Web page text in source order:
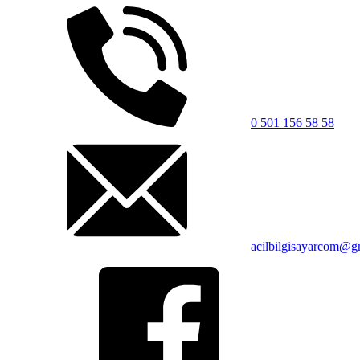
0 501 156 58 58